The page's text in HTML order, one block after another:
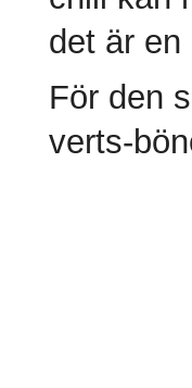
det är en
För den
verts-